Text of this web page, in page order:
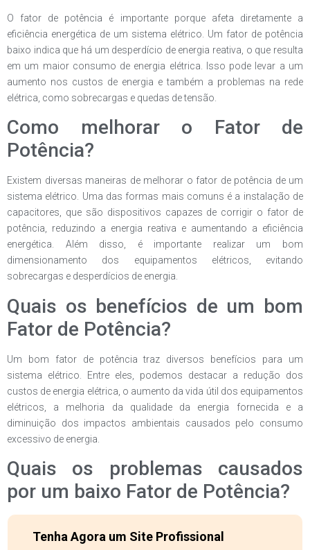
O fator de potência é importante porque afeta diretamente a
eficiência energética de um sistema elétrico. Um fator de potência
baixo indica que há um desperdício de energia reativa, o que resulta
em um maior consumo de energia elétrica. Isso pode levar a um
aumento nos custos de energia e também a problemas na rede
elétrica, como sobrecargas e quedas de tensão.
Como melhorar o Fator de
Potência?
Existem diversas maneiras de melhorar o fator de potência de um
sistema elétrico. Uma das formas mais comuns é a instalação de
capacitores, que são dispositivos capazes de corrigir o fator de
potência, reduzindo a energia reativa e aumentando a eficiência
energética. Além disso, é importante realizar um bom
dimensionamento dos equipamentos elétricos, evitando
sobrecargas e desperdícios de energia.
Quais os benefícios de um bom
Fator de Potência?
Um bom fator de potência traz diversos benefícios para um
sistema elétrico. Entre eles, podemos destacar a redução dos
custos de energia elétrica, o aumento da vida útil dos equipamentos
elétricos, a melhoria da qualidade da energia fornecida e a
diminuição dos impactos ambientais causados pelo consumo
excessivo de energia.
Quais os problemas causados
por um baixo Fator de Potência?
Tenha Agora um Site Profissional